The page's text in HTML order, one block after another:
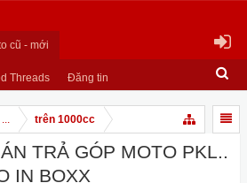
cũ - mới
Threads Đăng tin
... trên 1000cc
TRẢ GÓP MOTO PKL..
IN BOXX